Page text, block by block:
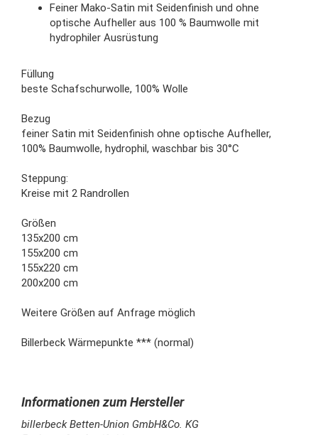
Feiner Mako-Satin mit Seidenfinish und ohne
optische Aufheller aus 100 % Baumwolle mit
hydrophiler Ausrüstung
Füllung
beste Schafschurwolle, 100% Wolle
Bezug
feiner Satin mit Seidenfinish ohne optische Aufheller,
100% Baumwolle, hydrophil, waschbar bis 30°C
Steppung:
Kreise mit 2 Randrollen
Größen
135x200 cm
155x200 cm
155x220 cm
200x200 cm
Weitere Größen auf Anfrage möglich
Billerbeck Wärmepunkte *** (normal)
billerbeck Betten-Union GmbH&Co. KG